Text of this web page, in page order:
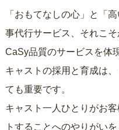
「おもてなしの心」と「
事代行サービス、それこそ
CaSy品質のサービスを体
キャストの採用と育成は、
ても重要です。
キャスト一人ひとりがお
トすることへのやりがい